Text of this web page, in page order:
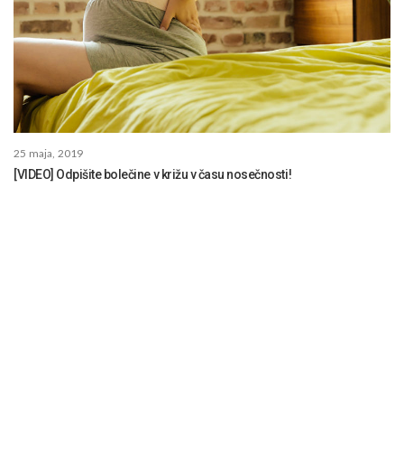
25 maja, 2019
[VIDEO] Odpišite bolečine v križu v času nosečnosti!